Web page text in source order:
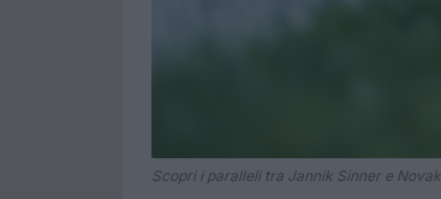
Scopri i paralleli tra Jannik Sinner e